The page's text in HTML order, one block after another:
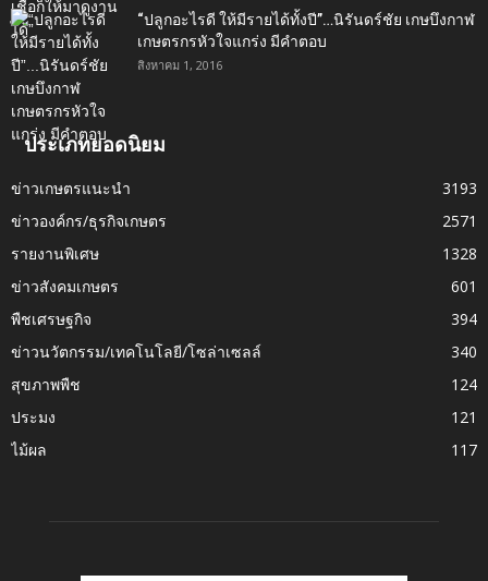
“ปลูกอะไรดี ให้มีรายได้ทั้งปี”…นิรันดร์ชัย เกษบึงกาฬ
เกษตรกรหัวใจแกร่ง มีคำตอบ
สิงหาคม 1, 2016
ประเภทยอดนิยม
ข่าวเกษตรแนะนำ
3193
ข่าวองค์กร/ธุรกิจเกษตร
2571
รายงานพิเศษ
1328
ข่าวสังคมเกษตร
601
พืชเศรษฐกิจ
394
ข่าวนวัตกรรม/เทคโนโลยี/โซล่าเซลล์
340
สุขภาพพืช
124
ประมง
121
ไม้ผล
117